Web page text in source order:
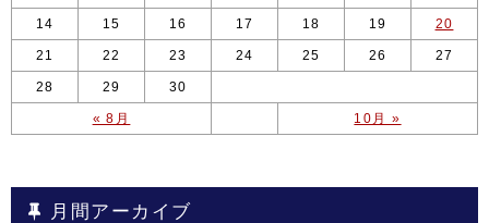
« 8月 10月 »
14 15 16 17 18 19 20
21 22 23 24 25 26 27
28 29 30
月間アーカイブ